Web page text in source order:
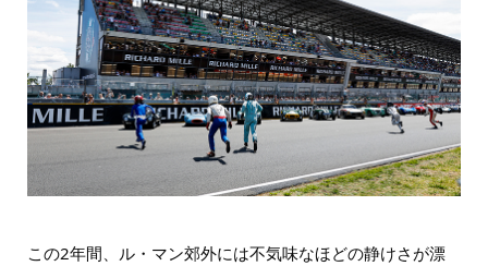
この2年間、ル・マン郊外には不気味なほどの静けさが漂